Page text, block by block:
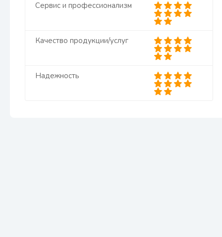
Сервис и профессионализм
Качество продукции/услуг
Надежность